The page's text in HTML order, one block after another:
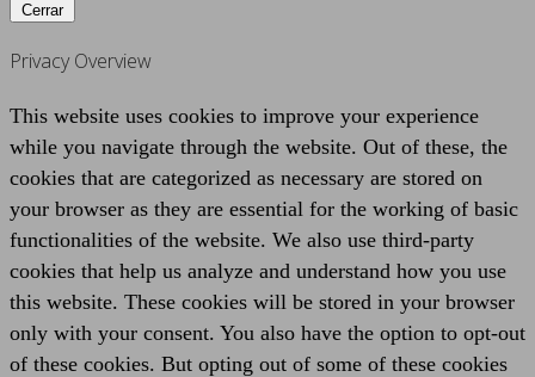
Cerrar
Privacy Overview
This website uses cookies to improve your experience
while you navigate through the website. Out of these, the
cookies that are categorized as necessary are stored on
your browser as they are essential for the working of basic
functionalities of the website. We also use third-party
cookies that help us analyze and understand how you use
this website. These cookies will be stored in your browser
only with your consent. You also have the option to opt-out
of these cookies. But opting out of some of these cookies